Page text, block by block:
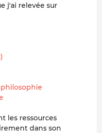
j'ai relevée sur
les ressources
dans son